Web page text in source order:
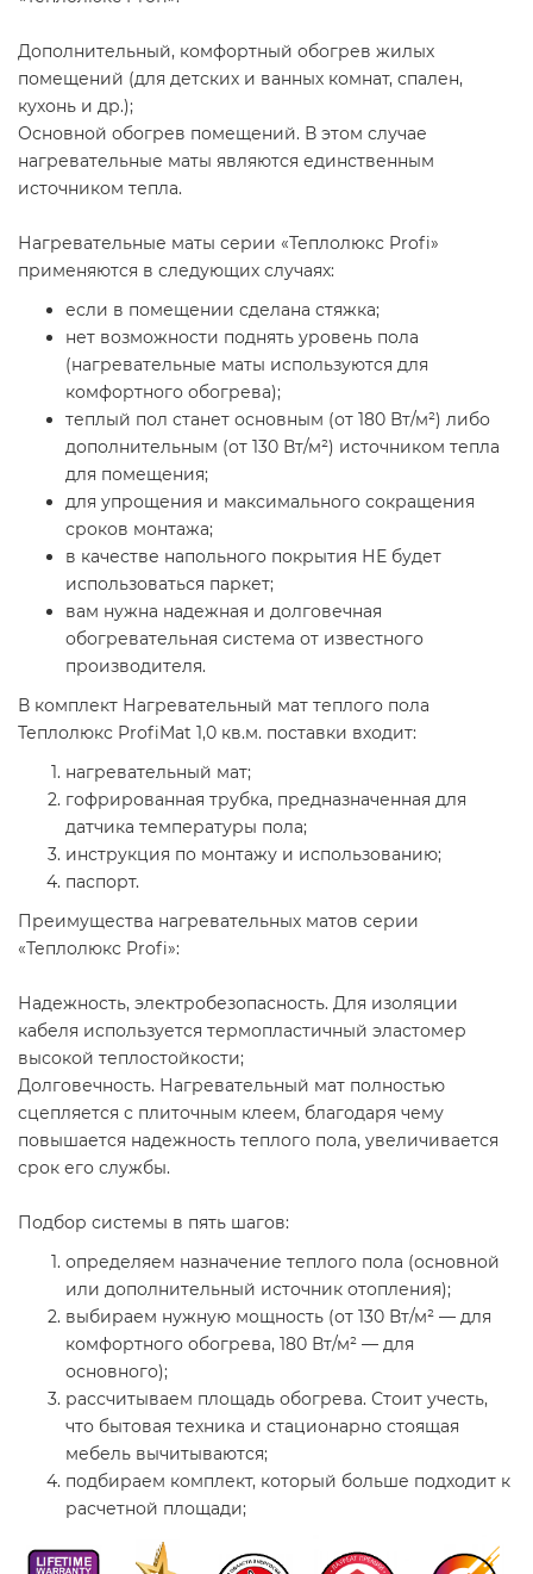
Дополнительный, комфортный обогрев жилых
помещений (для детских и ванных комнат, спален,
кухонь и др.);
Основной обогрев помещений. В этом случае
нагревательные маты являются единственным
источником тепла.
Нагревательные маты серии «Теплолюкс Profi»
применяются в следующих случаях:
если в помещении сделана стяжка;
нет возможности поднять уровень пола
(нагревательные маты используются для
комфортного обогрева);
теплый пол станет основным (от 180 Вт/м²) либо
дополнительным (от 130 Вт/м²) источником тепла
для помещения;
для упрощения и максимального сокращения
сроков монтажа;
в качестве напольного покрытия НЕ будет
использоваться паркет;
вам нужна надежная и долговечная
обогревательная система от известного
производителя.
В комплект Нагревательный мат теплого пола
Теплолюкс ProfiMat 1,0 кв.м. поставки входит:
нагревательный мат;
гофрированная трубка, предназначенная для
датчика температуры пола;
инструкция по монтажу и использованию;
паспорт.
Преимущества нагревательных матов серии
«Теплолюкс Profi»:
Надежность, электробезопасность. Для изоляции
кабеля используется термопластичный эластомер
высокой теплостойкости;
Долговечность. Нагревательный мат полностью
сцепляется с плиточным клеем, благодаря чему
повышается надежность теплого пола, увеличивается
срок его службы.
Подбор системы в пять шагов:
определяем назначение теплого пола (основной
или дополнительный источник отопления);
выбираем нужную мощность (от 130 Вт/м² — для
комфортного обогрева, 180 Вт/м² — для
основного);
рассчитываем площадь обогрева. Стоит учесть,
что бытовая техника и стационарно стоящая
мебель вычитываются;
подбираем комплект, который больше подходит к
расчетной площади;